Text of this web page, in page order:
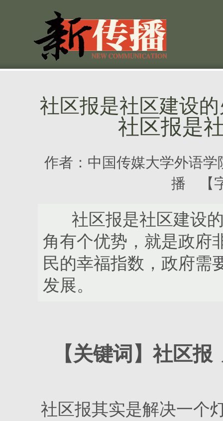
社区报是社区建设
社区报是
作者： 中国传媒大学外语学
播 【
社区报是社区建设的
角有个优势，就是政府
民的幸福指数，政府需
发展。
【关键词】社区报
社区报其实是解决一个